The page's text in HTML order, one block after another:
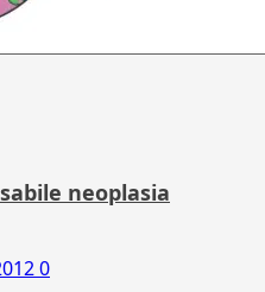
neoplasia
0